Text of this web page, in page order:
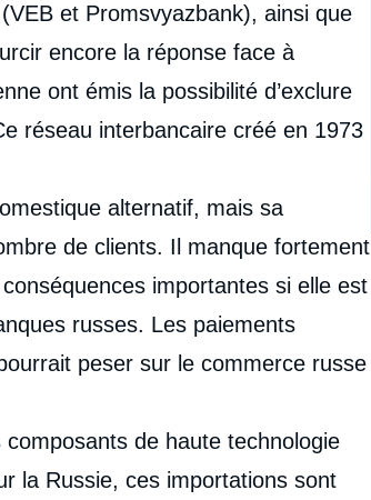
et Promsvyazbank), ainsi que
encore la réponse face à
ont émis la possibilité d’exclure
réseau interbancaire créé en 1973
alternatif, mais sa
de clients. Il manque fortement
importantes si elle est
russes. Les paiements
peser sur le commerce russe
composants de haute technologie
la Russie, ces importations sont